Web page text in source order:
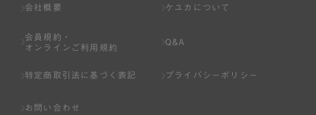
会社概要 ケユカについて
会員規約・
オンラインご利用規約
Q&A
特定商取引法に基づく表記 プライバシーポリシー
お問い合わせ